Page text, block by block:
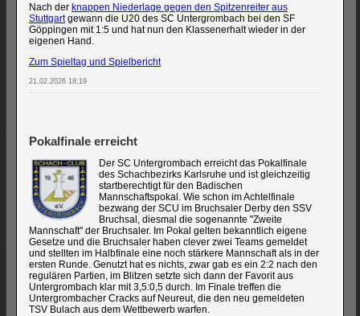
Nach der knappen Niederlage gegen den Spitzenreiter aus
Stuttgartgewann die U20 des SC Untergrombach bei den SF
Göppingen mit 1:5 und hat nun den Klassenerhalt wieder in der
eigenen Hand.
Zum Spieltag und Spielbericht
21.02.2026 18:19
Pokalfinale erreicht
Der SC Untergrombach erreicht das Pokalfinale
des Schachbezirks Karlsruhe und ist gleichzeitig
startberechtigt für den Badischen
Mannschaftspokal. Wie schon im Achtelfinale
bezwang der SCU im Bruchsaler Derby den SSV
Bruchsal, diesmal die sogenannte "Zweite
Mannschaft" der Bruchsaler. Im Pokal gelten bekanntlich eigene
Gesetze und die Bruchsaler haben clever zwei Teams gemeldet
und stellten im Halbfinale eine noch stärkere Mannschaft als in der
ersten Runde. Genutzt hat es nichts, zwar gab es ein 2:2 nach den
regulären Partien, im Blitzen setzte sich dann der Favorit aus
Untergrombach klar mit 3,5:0,5 durch. Im Finale treffen die
Untergrombacher Cracks auf Neureut, die den neu gemeldeten
TSV Bulach aus dem Wettbewerb warfen.